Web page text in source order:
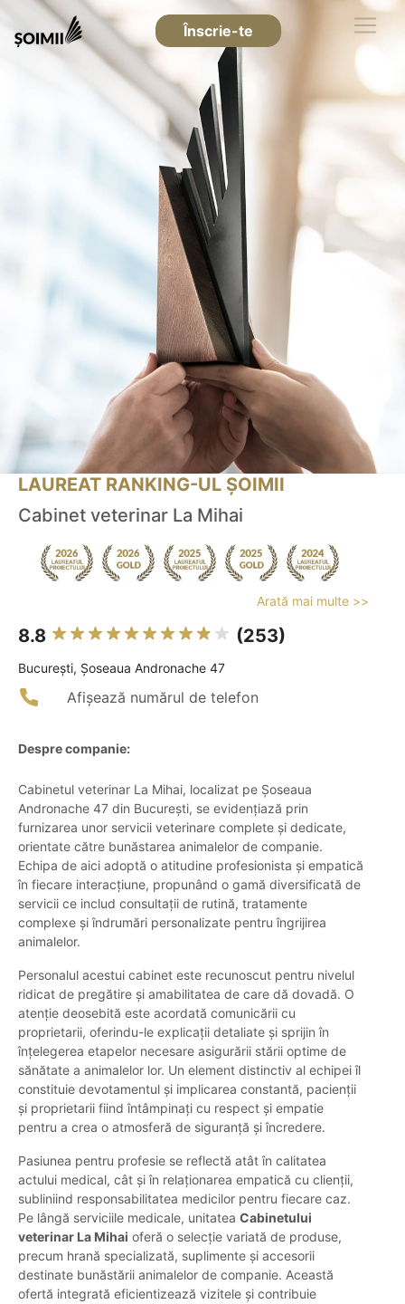
Înscrie-te
LAUREAT RANKING-UL ȘOIMII
Cabinet veterinar La Mihai
Arată mai multe >>
8.8 (253)
Bucureşti, Șoseaua Andronache 47
Afișează numărul de telefon
Despre companie:
Cabinetul veterinar La Mihai, localizat pe Șoseaua
Andronache 47 din București, se evidențiază prin
furnizarea unor servicii veterinare complete și dedicate,
orientate către bunăstarea animalelor de companie.
Echipa de aici adoptă o atitudine profesionista și empatică
în fiecare interacțiune, propunând o gamă diversificată de
servicii ce includ consultații de rutină, tratamente
complexe și îndrumări personalizate pentru îngrijirea
animalelor.
Personalul acestui cabinet este recunoscut pentru nivelul
ridicat de pregătire și amabilitatea de care dă dovadă. O
atenție deosebită este acordată comunicării cu
proprietarii, oferindu-le explicații detaliate și sprijin în
înțelegerea etapelor necesare asigurării stării optime de
sănătate a animalelor lor. Un element distinctiv al echipei îl
constituie devotamentul și implicarea constantă, pacienții
și proprietarii fiind întâmpinați cu respect și empatie
pentru a crea o atmosferă de siguranță și încredere.
Pasiunea pentru profesie se reflectă atât în calitatea
actului medical, cât și în relaționarea empatică cu clienții,
subliniind responsabilitatea medicilor pentru fiecare caz.
Pe lângă serviciile medicale, unitatea Cabinetului
veterinar La Mihai oferă o selecție variată de produse,
precum hrană specializată, suplimente și accesorii
destinate bunăstării animalelor de companie. Această
ofertă integrată eficientizează vizitele și contribuie